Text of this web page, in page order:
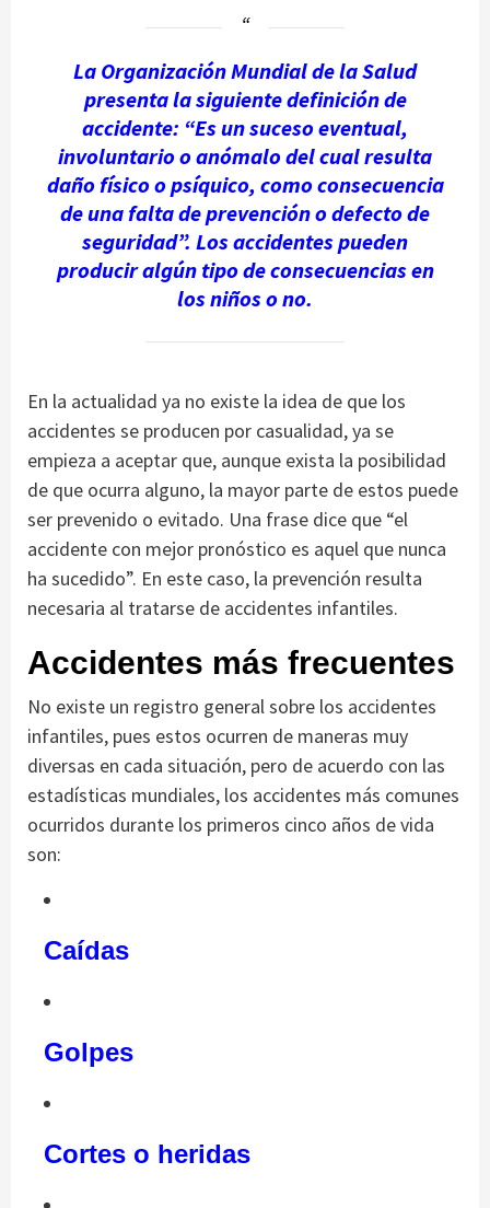
La Organización Mundial de la Salud
presenta la siguiente definición de
accidente: “Es un suceso eventual,
involuntario o anómalo del cual resulta
daño físico o psíquico, como consecuencia
de una falta de prevención o defecto de
seguridad”. Los accidentes pueden
producir algún tipo de consecuencias en
los niños o no.
En la actualidad ya no existe la idea de que los
accidentes se producen por casualidad, ya se
empieza a aceptar que, aunque exista la posibilidad
de que ocurra alguno, la mayor parte de estos puede
ser prevenido o evitado. Una frase dice que “el
accidente con mejor pronóstico es aquel que nunca
ha sucedido”. En este caso, la prevención resulta
necesaria al tratarse de accidentes infantiles.
Accidentes más frecuentes
No existe un registro general sobre los accidentes
infantiles, pues estos ocurren de maneras muy
diversas en cada situación, pero de acuerdo con las
estadísticas mundiales, los accidentes más comunes
ocurridos durante los primeros cinco años de vida
son:
Caídas
Golpes
Cortes o heridas